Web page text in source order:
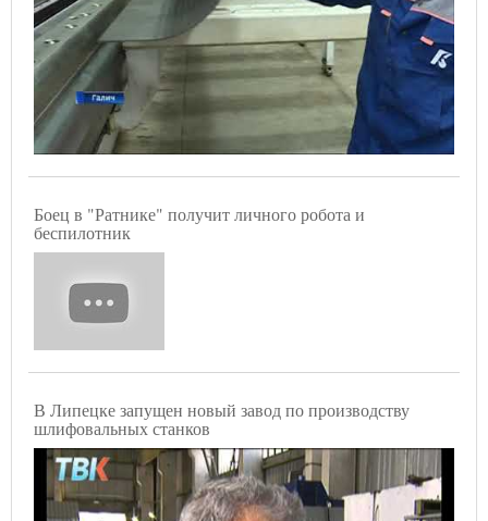
Боец в "Ратнике" получит личного робота и
беспилотник
В Липецке запущен новый завод по производству
шлифовальных станков